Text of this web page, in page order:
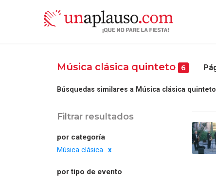
Música clásica quinteto 6
Búsquedas similares a Música clásica
Filtrar resultados
por categoría
Música clásica
por tipo de evento